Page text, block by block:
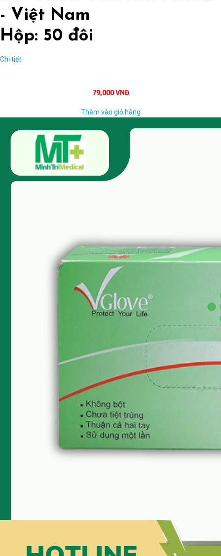
- Việt Nam
Hộp: 50 đôi
Chi tiết
79,000 VNĐ
Thêm vào giỏ hàng